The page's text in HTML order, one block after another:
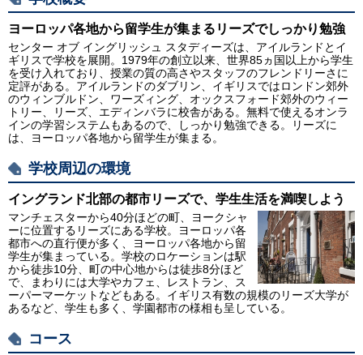
ヨーロッパ各地から留学生が集まるリーズでしっかり勉強
センター オブ イングリッシュ スタディーズは、アイルランドとイ
ギリスで学校を展開。1979年の創立以来、世界85ヵ国以上から学生
を受け入れており、授業の質の高さやスタッフのフレンドリーさに
定評がある。アイルランドのダブリン、イギリスではロンドン郊外
のウィンブルドン、ワーズィング、オックスフォード郊外のウィー
トリー、リーズ、エディンバラに校舎がある。無料で使えるオンラ
インの学習システムもあるので、しっかり勉強できる。リーズに
は、ヨーロッパ各地から留学生が集まる。
学校周辺の環境
イングランド北部の都市リーズで、学生生活を満喫しよう
マンチェスターから40分ほどの町、ヨークシャ
ーに位置するリーズにある学校。ヨーロッパ各
都市への直行便が多く、ヨーロッパ各地から留
学生が集まっている。学校のロケーションは駅
から徒歩10分、町の中心地からは徒歩8分ほど
で、まわりには大学やカフェ、レストラン、ス
ーパーマーケットなどもある。イギリス有数の規模のリーズ大学が
あるなど、学生も多く、学園都市の様相も呈している。
コース